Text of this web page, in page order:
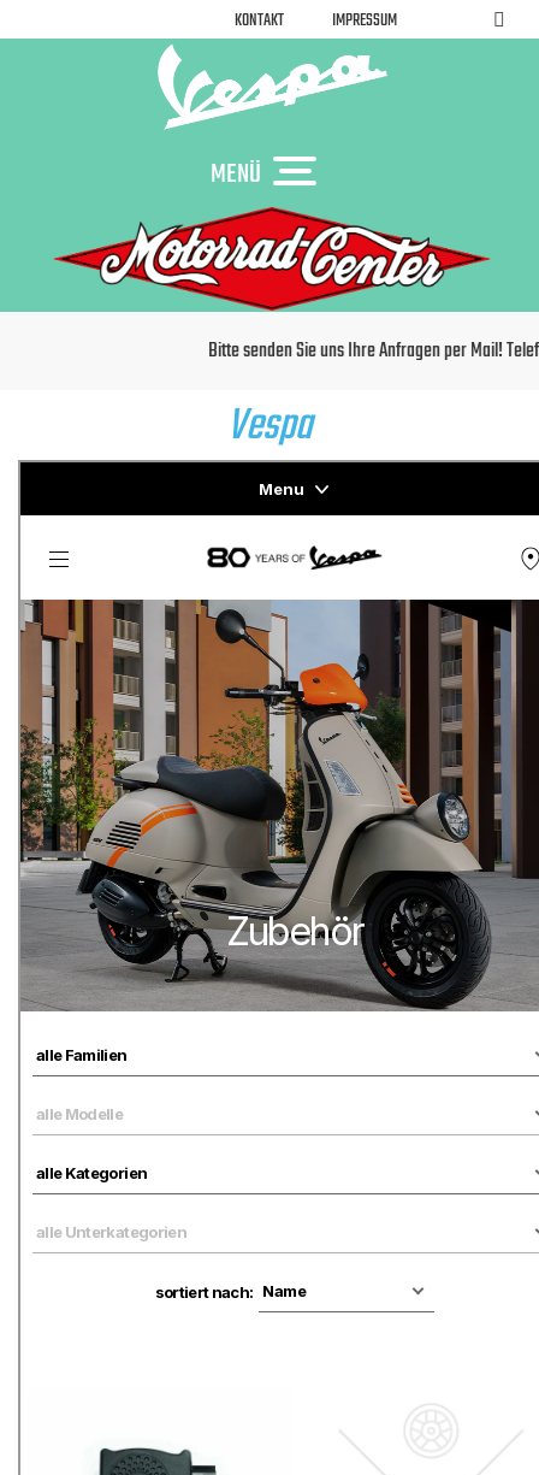
KONTAKT IMPRESSUM
MENÜ
Bitte senden Sie uns Ihre Anfragen per Mail!
Vespa